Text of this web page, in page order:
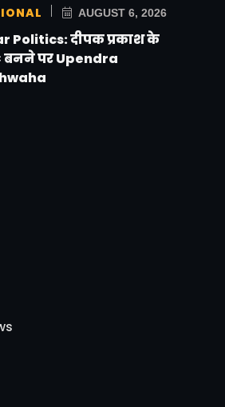
AUGUST 6, 2026
Politics: दीपक प्रकाश के
बनने पर Upendra